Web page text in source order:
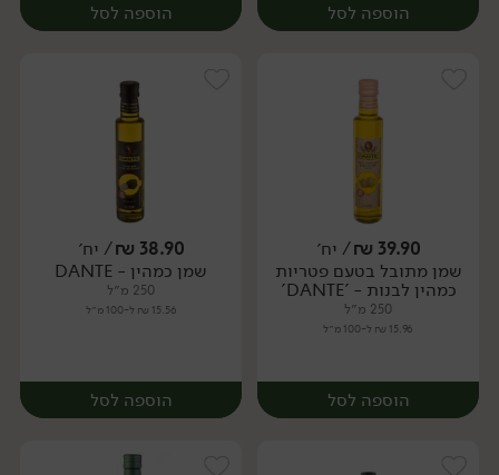
הוספה לסל
יח׳
הוספה לסל
יח׳
39.90
₪/ יח׳
שמן מתובל בטעם פטריות
כמהין לבנות - 'DANTE'
250 מ״ל
15.96 ₪ ל-100 מ״ל
הוספה לסל
38.90
₪/ יח׳
שמן כמהין - DANTE
250 מ״ל
15.56 ₪ ל-100 מ״ל
הוספה לסל